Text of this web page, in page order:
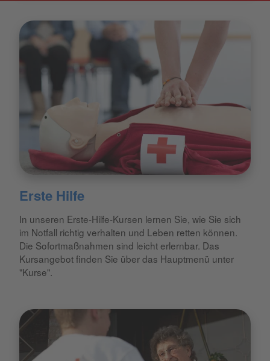
Erste Hilfe
In unseren Erste-Hilfe-Kursen lernen Sie, wie Sie sich
im Notfall richtig verhalten und Leben retten können.
Die Sofortmaßnahmen sind leicht erlernbar. Das
Kursangebot finden Sie über das Hauptmenü unter
"Kurse".